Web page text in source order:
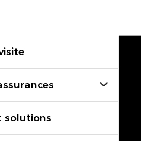
solutions